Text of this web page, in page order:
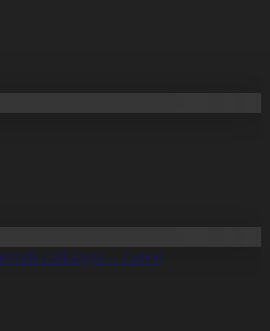
сайлауы – саяси